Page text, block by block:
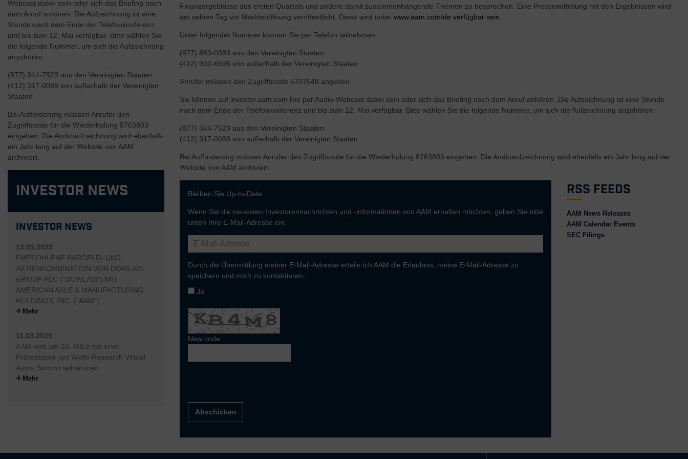
Webcast dabei sein oder sich das Briefing nach
dem Anruf anhören. Die Aufzeichnung ist eine
Stunde nach dem Ende der Telefonkonferenz
und bis zum 12. Mai verfügbar. Bitte wählen Sie
die folgende Nummer, um sich die Aufzeichnung
anzuhören:
(877) 344-7529 aus den Vereinigten Staaten
(412) 317-0088 von außerhalb der Vereinigten
Staaten
Bei Aufforderung müssen Anrufer den
Zugriffscode für die Wiederholung 8763803
eingeben. Die Audioaufzeichnung wird ebenfalls
ein Jahr lang auf der Website von AAM
archiviert.
Investor News
Investor News
13.03.2025
EMPFOHLENE BARGELD- UND
AKTIENKOMBINATION VON DOWLAIS
GROUP PLC ("DOWLAIS") MIT
AMERICAN AXLE & MANUFACTURING
HOLDINGS, INC. ("AAM")
Mehr
11.03.2025
AAM wird am 18. März mit einer
Präsentation am Wolfe Research Virtual
Autos Summit teilnehmen
Mehr
Finanzergebnisse des ersten Quartals und andere damit zusammenhängende Themen zu besprechen. Eine Pressemitteilung mit den Ergebnissen wird
am selben Tag vor Markteröffnung veröffentlicht. Diese wird unter www.aam.com/de verfügbar sein.
Unter folgender Nummer können Sie per Telefon teilnehmen:
(877) 883-0383 aus den Vereinigten Staaten
(412) 902-6506 von außerhalb der Vereinigten Staaten
Anrufer müssen den Zugriffscode 5707548 angeben.
Sie können auf investor.aam.com live per Audio-Webcast dabei sein oder sich das Briefing nach dem Anruf anhören. Die Aufzeichnung ist eine Stunde
nach dem Ende der Telefonkonferenz und bis zum 12. Mai verfügbar. Bitte wählen Sie die folgende Nummer, um sich die Aufzeichnung anzuhören:
(877) 344-7529 aus den Vereinigten Staaten
(412) 317-0088 von außerhalb der Vereinigten Staaten
Bei Aufforderung müssen Anrufer den Zugriffscode für die Wiederholung 8763803 eingeben. Die Audioaufzeichnung wird ebenfalls ein Jahr lang auf der
Website von AAM archiviert.
Bleiben Sie Up-to-Date
Wenn Sie die neuesten Investorennachrichten und -informationen von AAM erhalten möchten, geben Sie bitte
unten Ihre E-Mail-Adresse ein.
Durch die Übermittlung meiner E-Mail-Adresse erteile ich AAM die Erlaubnis, meine E-Mail-Adresse zu
speichern und mich zu kontaktieren.
Ja
New code
Abschicken
RSS Feeds
AAM News Releases
AAM Calendar Events
SEC Filings